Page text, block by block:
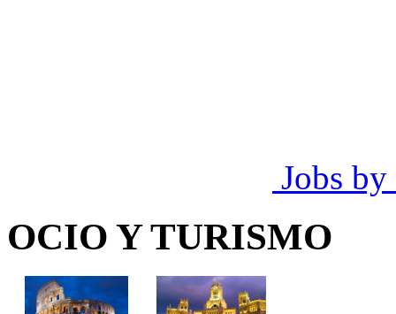
Jobs by
OCIO Y TURISMO